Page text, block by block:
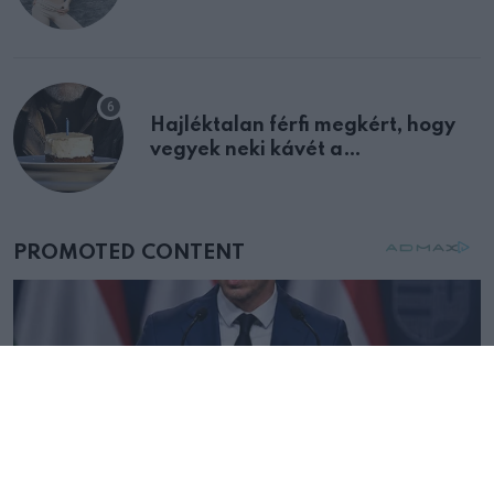
Hajléktalan férfi megkért, hogy
vegyek neki kávét a